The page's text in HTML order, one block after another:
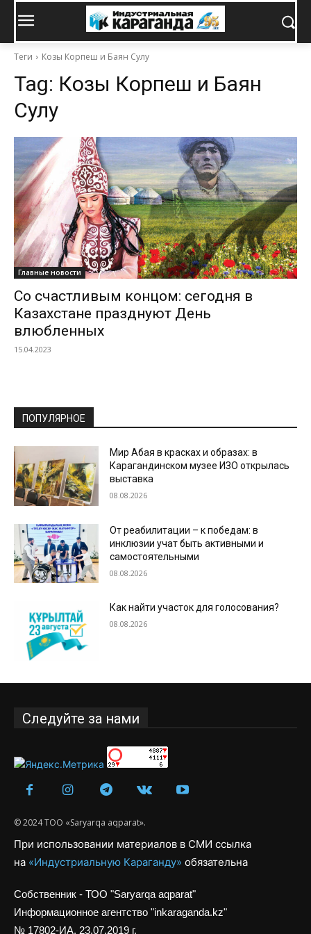
Теги Козы Корпеш и Баян Сулу
Tag: Козы Корпеш и Баян
Сулу
Главные новости
Со счастливым концом: сегодня в
Казахстане празднуют День
влюбленных
15.04.2023
ПОПУЛЯРНОЕ
Мир Абая в красках и образах: в
Карагандинском музее ИЗО открылась
выставка
08.08.2026
От реабилитации – к победам: в
инклюзии учат быть активными и
самостоятельными
08.08.2026
Как найти участок для голосования?
08.08.2026
Следуйте за нами
© 2024 ТОО «Saryarqa aqparat».
При использовании материалов в СМИ ссылка
на «Индустриальную Караганду» обязательна
Собственник - ТОО "Saryarqa aqparat"
Информационное агентство "inkaraganda.kz"
№ 17802-ИА, 23.07.2019 г.